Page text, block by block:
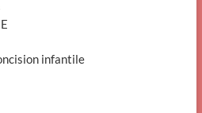
infantile